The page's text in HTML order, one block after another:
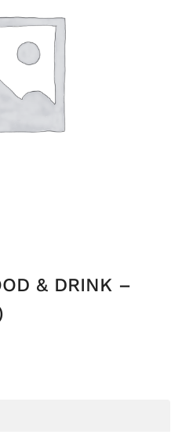
& DRINK –